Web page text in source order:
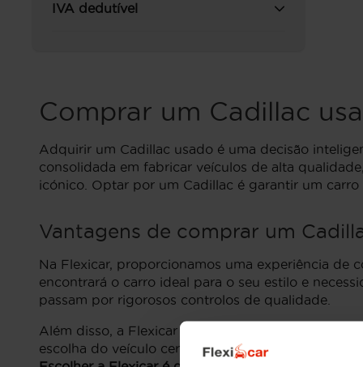
IVA dedutível
Comprar um Cadillac
Adquirir um Cadillac usado é uma decisão
consolidada em fabricar veículos de alta
icónico. Optar por um Cadillac é garantir um
Vantagens de comprar um
Na Flexicar, proporcionamos uma experiência de
encontrará o carro ideal para o seu estilo e
passam por rigorosos controlos de qualidade.
Além disso, a Flexicar oferece uma equipa de
escolha do veículo certo. Adquirir um Cadillac